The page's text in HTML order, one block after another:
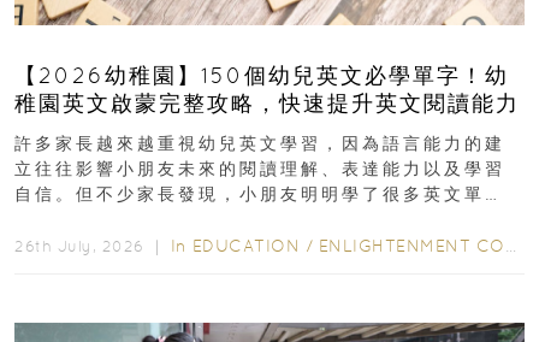
【2026幼稚園】150個幼兒英文必學單字！幼
稚園英文啟蒙完整攻略，快速提升英文閱讀能力
許多家長越來越重視幼兒英文學習，因為語言能力的建
立往往影響小朋友未來的閱讀理解、表達能力以及學習
自信。但不少家長發現，小朋友明明學了很多英文單
26th July, 2026 ｜ In EDUCATION / ENLIGHTENMENT CORNER